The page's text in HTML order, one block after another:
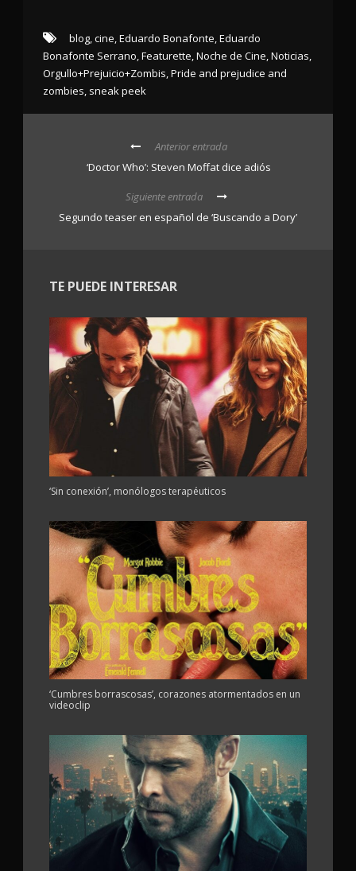
blog,cine,Eduardo Bonafonte,Eduardo
Bonafonte Serrano,Featurette,Noche de Cine,Noticias,
Orgullo+Prejuicio+Zombis,Pride and prejudice and
zombies, sneak peek
Anterior entrada
‘Doctor Who’: Steven Moffat dice adiós
Siguiente entrada
Segundo teaser en español de ‘Buscando a Dory’
TE PUEDE INTERESAR
‘Sin conexión’, monólogos terapéuticos
‘Cumbres borrascosas’, corazones atormentados en un
videoclip